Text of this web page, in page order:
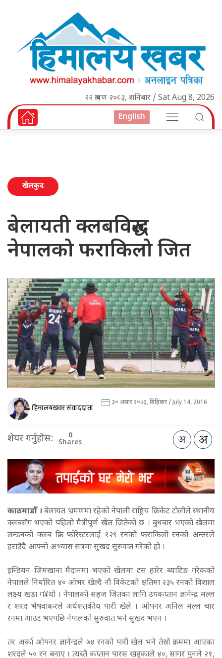
२२ श्रावण २०८३, शनिबार / Sat Aug 8, 2026
English
खेलकुद
बेलायती क्लबविरुद्ध
नेपालको फराकिलो जित
हिमालयखवर संवाददाता ३० असार २०७३, बिहिबार / July 14, 2016
शेयर गर्नुहोस: 0
Shares
काठमाडौँ । बेलायत भ्रमणमा रहेको नेपाली राष्ट्रिय क्रिकेट टोलीले स्थानीय
क्लबसँग भएको पहिलो मैत्रीपूर्ण खेल जितेको छ । बुधबार भएको खेलमा
लन्डनको क्लब फ्रि फोरेस्टरलाई १२९ रनको फराकिलो रनको अन्तरले
हराउँदै आफ्नो अभ्यास सत्रमा सुखद सुरुवात गरेको हो ।
इन्डियन जिमखाना मैदानमा भएको खेलमा टस हारेर ब्याटिङ गरेकको
नेपालले निर्धारित ४० ओभर खेल्दै नौ विकेटको क्षतिमा २३५ रनको विशाल
लक्ष्य खडा ग¥यो । नेपालको सहज जितका लागि उपकप्तान ज्ञानेन्द्र मल्ल
र शरद भेषवाकरले अर्धशतकीय पारी खेले । ओपनर अनिल मल्ल चार
रनमा आउट भएपछि नेपालको सुरुवात भने सुखद भएन ।
तर अर्का ओपनर ज्ञानेन्द्रले ७४ रनको पारी खेल भने तेस्रो क्रममा आएका
शरदले ५० रन बनाए । त्यस्तै कप्तान पारस खड्काले ४०, सागर पुनले २१,